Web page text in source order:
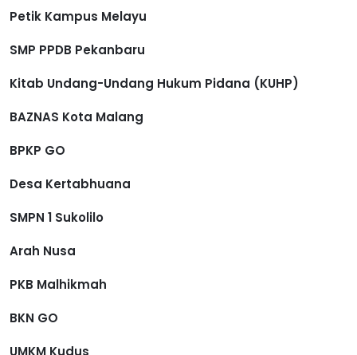
Petik Kampus Melayu
SMP PPDB Pekanbaru
Kitab Undang-Undang Hukum Pidana (KUHP)
BAZNAS Kota Malang
BPKP GO
Desa Kertabhuana
SMPN 1 Sukolilo
Arah Nusa
PKB Malhikmah
BKN GO
UMKM Kudus